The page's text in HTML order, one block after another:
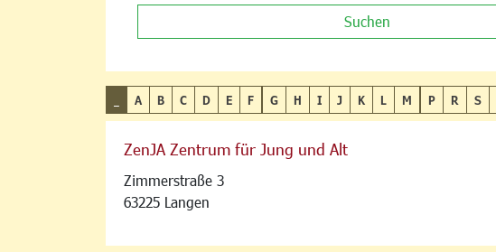
Suchen
A B C D E F G H I J K L M P R S
ZenJA Zentrum für Jung und Alt
Zimmerstraße 3
63225 Langen